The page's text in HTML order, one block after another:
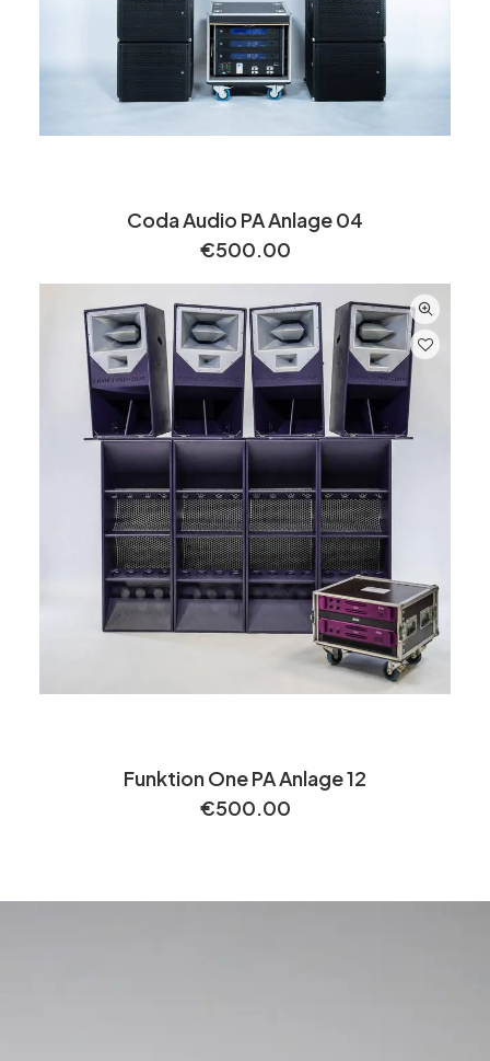
Coda Audio PA Anlage 04
€500.00
Funktion One PA Anlage 12
€500.00